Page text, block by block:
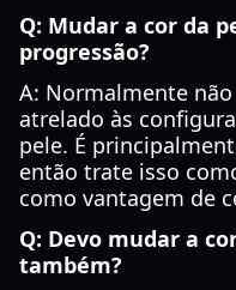
Q: Mudar a cor da
progressão?
A: Normalmente
atrelado às
pele. É
então trate isso
como vantagem de
Q: Devo mudar a
também?